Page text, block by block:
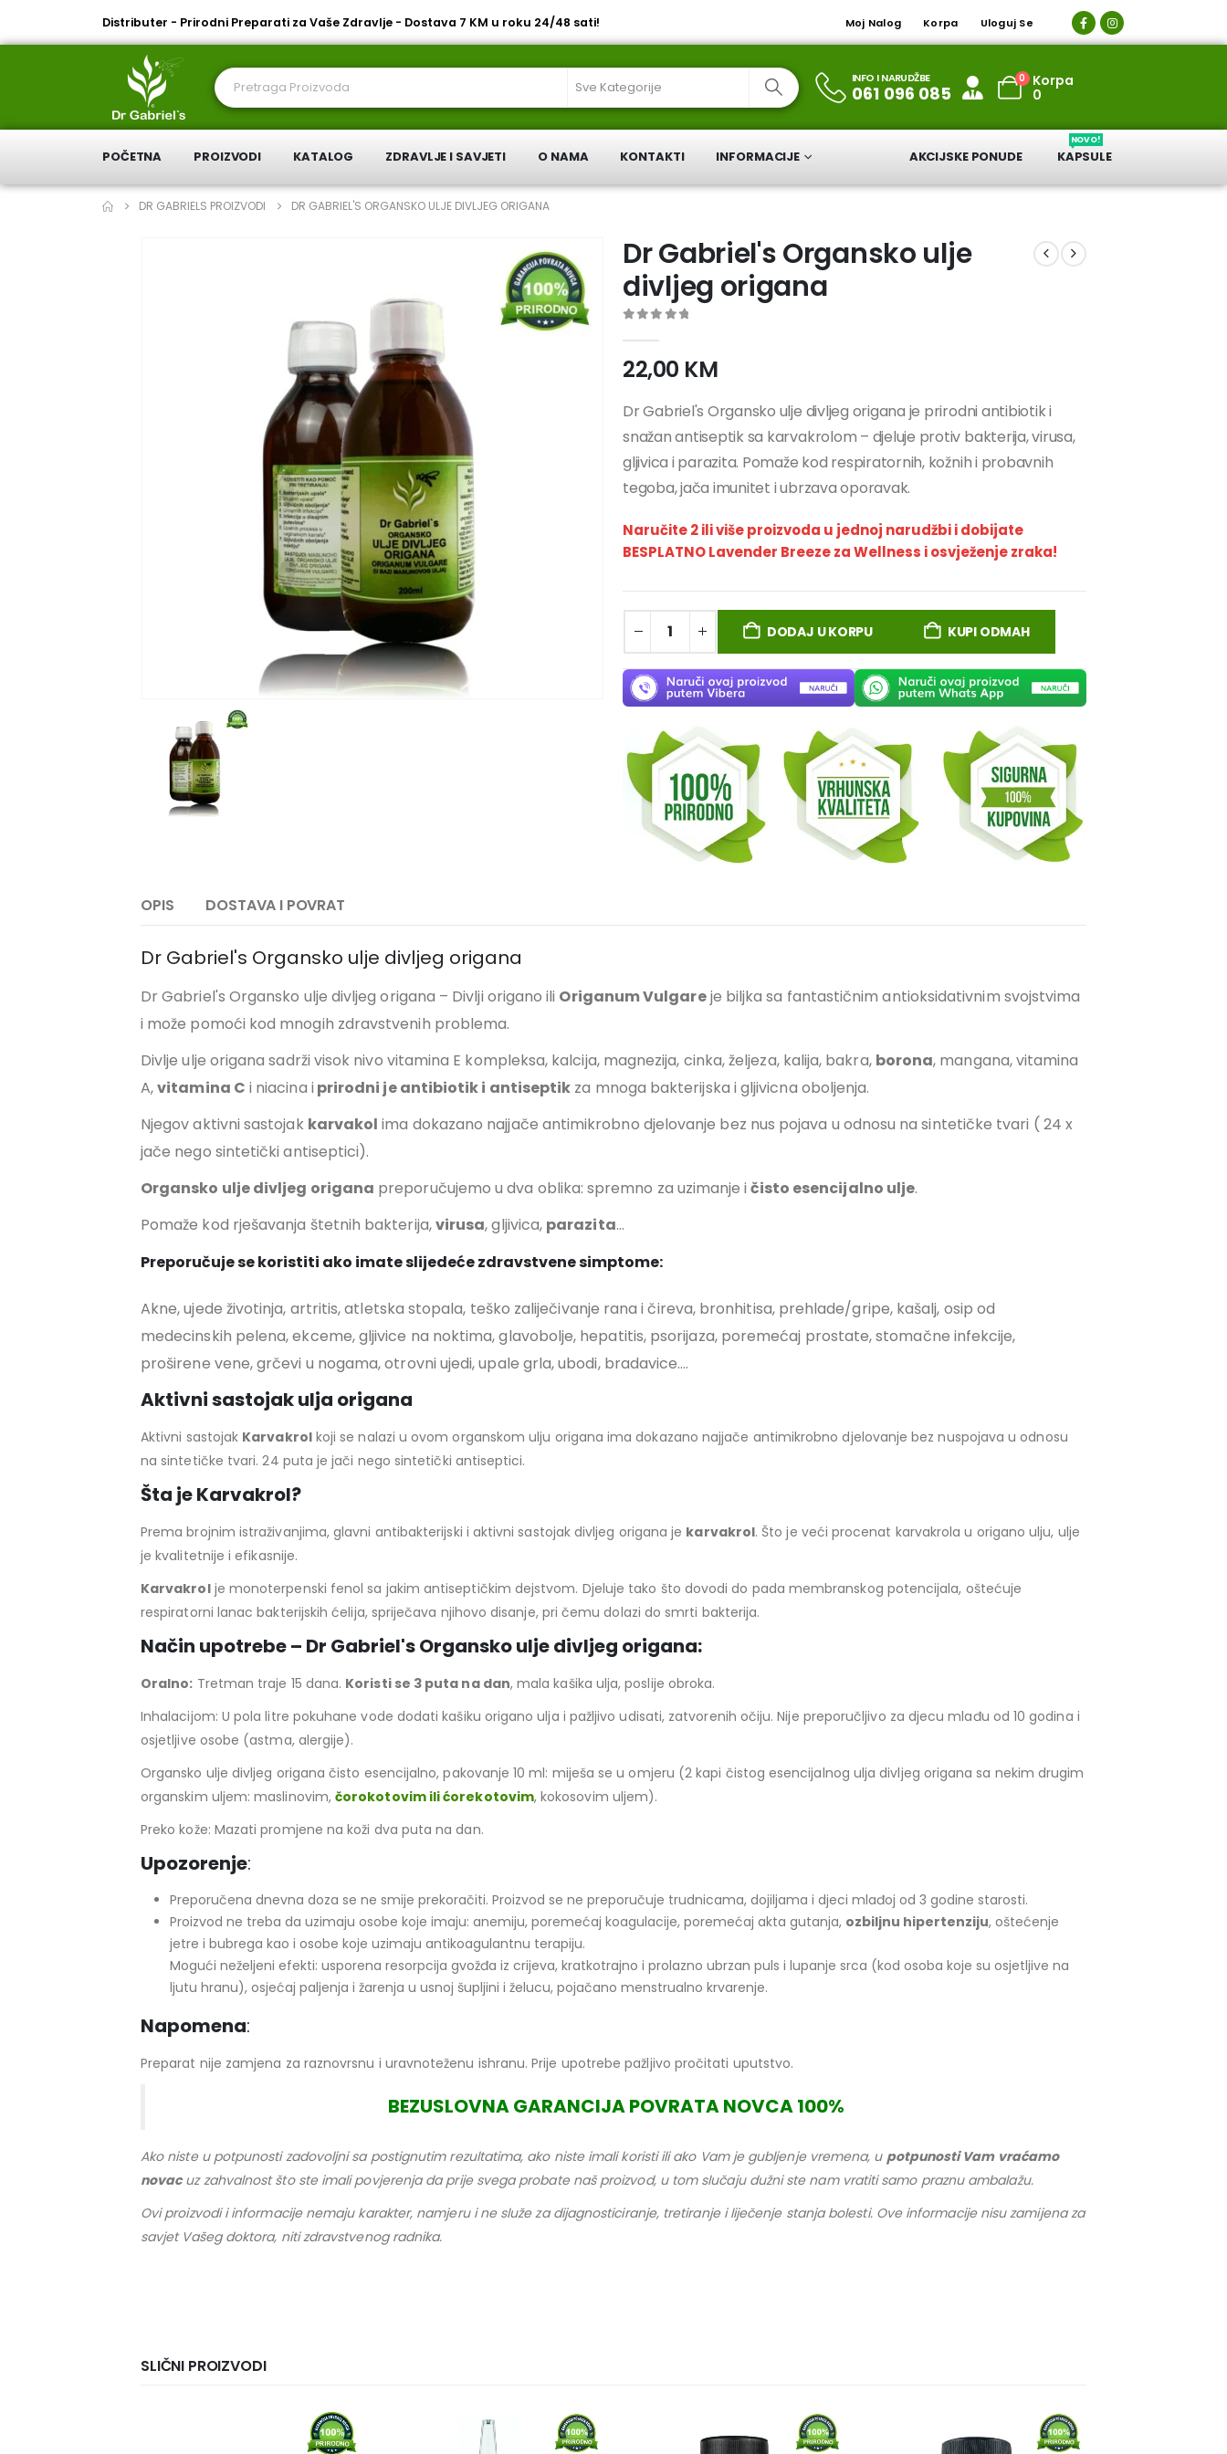
Distributer - Prirodni Preparati za Vaše Zdravlje - Dostava 7 KM u roku 24/48 sati! Moj Nalog Korpa Uloguj Se
INFO I NARUDŽBE
061 096 085
0
Korpa
0
POČETNA PROIZVODI KATALOG ZDRAVLJE I SAVJETI O NAMA KONTAKTI INFORMACIJE AKCIJSKE PONUDE KAPSULE
NOVO!
DR GABRIELS PROIZVODI DR GABRIEL'S ORGANSKO ULJE DIVLJEG ORIGANA
Dr Gabriel's Organsko ulje
divljeg origana
22,00 KM
Dr Gabriel's Organsko ulje divljeg origana je prirodni antibiotik i
snažan antiseptik sa karvakrolom – djeluje protiv bakterija, virusa,
gljivica i parazita. Pomaže kod respiratornih, kožnih i probavnih
tegoba, jača imunitet i ubrzava oporavak.
Naručite 2 ili više proizvoda u jednoj narudžbi i dobijate
BESPLATNO Lavender Breeze za Wellness i osvježenje zraka!
DODAJ U KORPU KUPI ODMAH
OPIS DOSTAVA I POVRAT
Dr Gabriel's Organsko ulje divljeg origana
Dr Gabriel's Organsko ulje divljeg origana – Divlji origano ili Origanum Vulgareje biljka sa fantastičnim antioksidativnim svojstvima
i može pomoći kod mnogih zdravstvenih problema.
Divlje ulje origana sadrži visok nivo vitamina E kompleksa, kalcija, magnezija, cinka, željeza, kalija, bakra, borona, mangana, vitamina
A,vitamina C i niacina i prirodni je antibiotik i antiseptik za mnoga bakterijska i gljivicna oboljenja.
Njegov aktivni sastojak karvakol ima dokazano najjače antimikrobno djelovanje bez nus pojava u odnosu na sintetičke tvari ( 24 x
jače nego sintetički antiseptici).
Organsko ulje divljeg origana preporučujemo u dva oblika: spremno za uzimanje i čisto esencijalno ulje.
Pomaže kod rješavanja štetnih bakterija,virusa, gljivica, parazita…
Preporučuje se koristiti ako imate slijedeće zdravstvene simptome:
Akne, ujede životinja, artritis, atletska stopala, teško zaliječivanje rana i čireva, bronhitisa, prehlade/gripe, kašalj, osip od
medecinskih pelena, ekceme, gljivice na noktima, glavobolje, hepatitis, psorijaza, poremećaj prostate, stomačne infekcije,
proširene vene, grčevi u nogama, otrovni ujedi, upale grla, ubodi, bradavice….
Aktivni sastojak ulja origana
Aktivni sastojak Karvakrolkoji se nalazi u ovom organskom ulju origana ima dokazano najjače antimikrobno djelovanje bez nuspojava u odnosu
na sintetičke tvari. 24 puta je jači nego sintetički antiseptici.
Šta je Karvakrol?
Prema brojnim istraživanjima, glavni antibakterijski i aktivni sastojak divljeg origana je karvakrol. Što je veći procenat karvakrola u origano ulju, ulje
je kvalitetnije i efikasnije.
Karvakrolje monoterpenski fenol sa jakim antiseptičkim dejstvom. Djeluje tako što dovodi do pada membranskog potencijala, oštećuje
respiratorni lanac bakterijskih ćelija, spriječava njihovo disanje, pri čemu dolazi do smrti bakterija.
Način upotrebe – Dr Gabriel's Organsko ulje divljeg origana:
Oralno: Tretman traje 15 dana. Koristi se 3 puta na dan, mala kašika ulja, poslije obroka.
Inhalacijom: U pola litre pokuhane vode dodati kašiku origano ulja i pažljivo udisati, zatvorenih očiju. Nije preporučljivo za djecu mlađu od 10 godina i
osjetljive osobe (astma, alergije).
Organsko ulje divljeg origana čisto esencijalno, pakovanje 10 ml: miješa se u omjeru (2 kapi čistog esencijalnog ulja divljeg origana sa nekim drugim
organskim uljem: maslinovim,čorokotovim ili ćorekotovim, kokosovim uljem).
Preko kože: Mazati promjene na koži dva puta na dan.
Upozorenje:
Preporučena dnevna doza se ne smije prekoračiti. Proizvod se ne preporučuje trudnicama, dojiljama i djeci mlađoj od 3 godine starosti.
Proizvod ne treba da uzimaju osobe koje imaju: anemiju, poremećaj koagulacije, poremećaj akta gutanja, ozbiljnu hipertenziju, oštećenje
jetre i bubrega kao i osobe koje uzimaju antikoagulantnu terapiju.
Mogući neželjeni efekti: usporena resorpcija gvožđa iz crijeva, kratkotrajno i prolazno ubrzan puls i lupanje srca (kod osoba koje su osjetljive na
ljutu hranu), osjećaj paljenja i žarenja u usnoj šupljini i želucu, pojačano menstrualno krvarenje.
Napomena:
Preparat nije zamjena za raznovrsnu i uravnoteženu ishranu. Prije upotrebe pažljivo pročitati uputstvo.
BEZUSLOVNA GARANCIJA POVRATA NOVCA 100%
Ako niste u potpunosti zadovoljni sa postignutim rezultatima, ako niste imali koristi ili ako Vam je gubljenje vremena, u potpunosti Vam vraćamo
novacuz zahvalnost što ste imali povjerenja da prije svega probate naš proizvod, u tom slučaju dužni ste nam vratiti samo praznu ambalažu.
Ovi proizvodi i informacije nemaju karakter, namjeru i ne služe za dijagnosticiranje, tretiranje i liječenje stanja bolesti. Ove informacije nisu zamijena za
savjet Vašeg doktora, niti zdravstvenog radnika.
SLIČNI PROIZVODI